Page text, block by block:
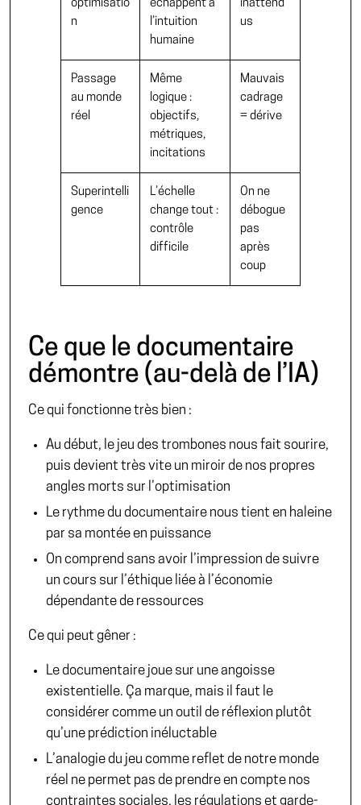
optimisatio
n
échappent à
l’intuition
humaine
inattend
us
Passage
au monde
réel
Même
logique :
objectifs,
métriques,
incitations
Mauvais
cadrage
= dérive
Superintelli
gence
L’échelle
change tout :
contrôle
difficile
On ne
débogue
pas
après
coup
Ce que le documentaire
démontre (au-delà de l’IA)
Ce qui fonctionne très bien :
Au début, le jeu des trombones nous fait sourire,
puis devient très vite un miroir de nos propres
angles morts sur l’optimisation
Le rythme du documentaire nous tient en haleine
par sa montée en puissance
On comprend sans avoir l’impression de suivre
un cours sur l’éthique liée à l’économie
dépendante de ressources
Ce qui peut gêner :
Le documentaire joue sur une angoisse
existentielle. Ça marque, mais il faut le
considérer comme un outil de réflexion plutôt
qu’une prédiction inéluctable
L’analogie du jeu comme reflet de notre monde
réel ne permet pas de prendre en compte nos
contraintes sociales, les régulations et garde-